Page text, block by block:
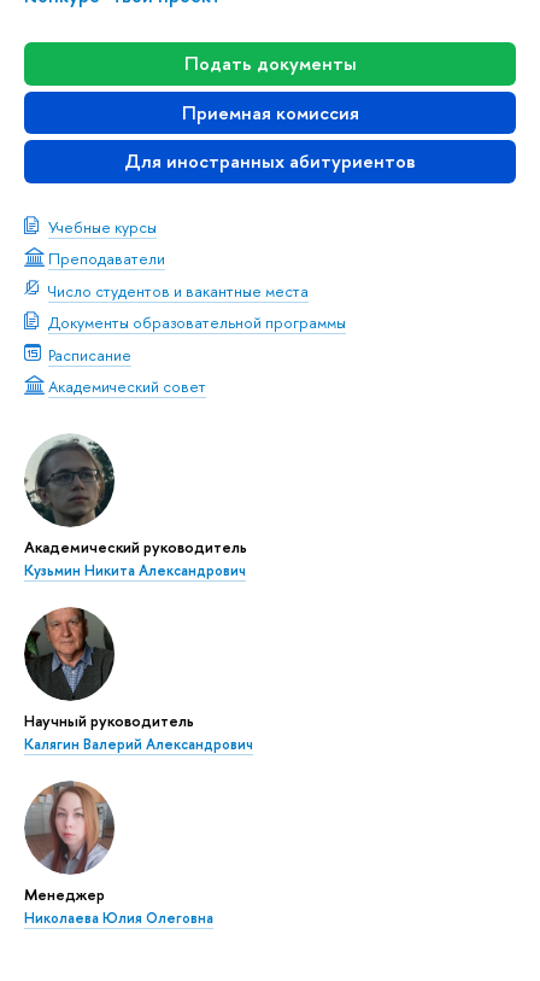
Подать документы
Приемная комиссия
Для иностранных абитуриентов
Учебные курсы
Преподаватели
Число студентов и вакантные места
Документы образовательной программы
Расписание
Академический совет
Академический руководитель
Кузьмин Никита Александрович
Научный руководитель
Калягин Валерий Александрович
Менеджер
Николаева Юлия Олеговна